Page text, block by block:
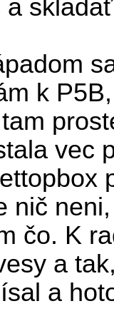
a
k
vec
nič
čo. K
a
a